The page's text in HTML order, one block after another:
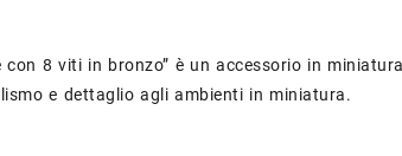
con 8 viti in bronzo” è un accessorio in
e dettaglio agli ambienti in miniatura.